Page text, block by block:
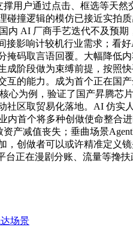
用户通过点击、框选等天
撞逻辑的模仿已接近实拍
内 AI 厂商手艺迭代不及预
影响计较机行业需求；看
码取言语回覆。大幅降低
阶段做为束缚前提，按照
的能力。成为首个正在国
为例，验证了国产昇腾
区取贸易化落地。AI 仿
首个将多种创做使命整合
产减值丧失；垂曲场景
创做者可以或许精准定义
正在漫剧分账、流量等搀
场景